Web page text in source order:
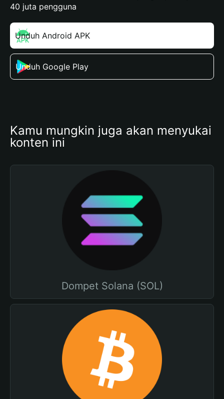
40 juta pengguna
Unduh Android APK
Unduh Google Play
Kamu mungkin juga akan menyukai
konten ini
Dompet Solana (SOL)